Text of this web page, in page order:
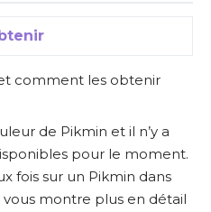
comment les obtenir
de Pikmin et il n’y a
pour le moment.
fois sur un Pikmin dans
montre plus en détail